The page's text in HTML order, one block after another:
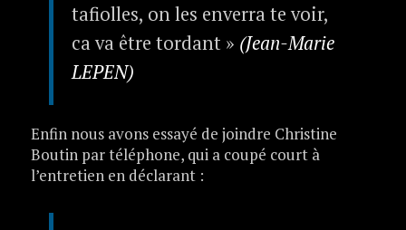
tafiolles, on les enverra te voir,
ca va être tordant » (Jean-Marie
LEPEN)
Enfin nous avons essayé de joindre Christine
Boutin par téléphone, qui a coupé court à
l’entretien en déclarant :